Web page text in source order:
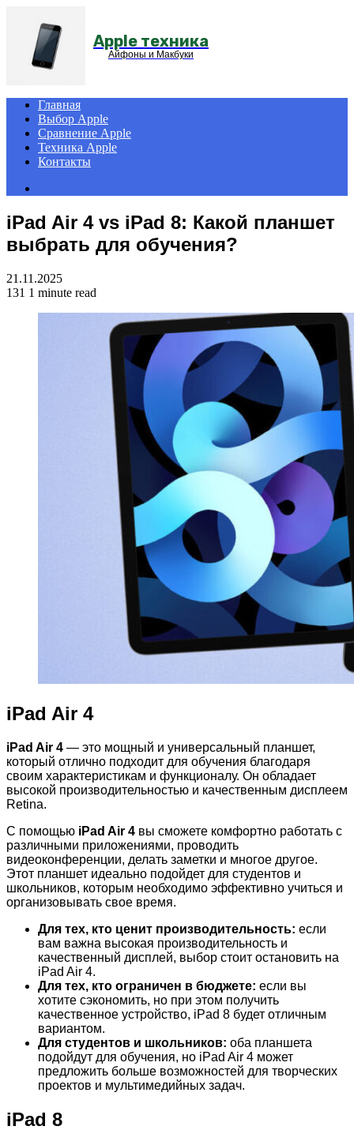
Apple техника
Айфоны и Макбуки
Главная
Выбор Apple
Сравнение Apple
Техника Apple
Контакты
iPad Air 4 vs iPad 8: Какой планшет
выбрать для обучения?
21.11.2025
131 1 minute read
iPad Air 4
iPad Air 4 — это мощный и универсальный планшет,
который отлично подходит для обучения благодаря
своим характеристикам и функционалу. Он обладает
высокой производительностью и качественным дисплеем
Retina.
С помощью iPad Air 4 вы сможете комфортно работать с
различными приложениями, проводить
видеоконференции, делать заметки и многое другое.
Этот планшет идеально подойдет для студентов и
школьников, которым необходимо эффективно учиться и
организовывать свое время.
Для тех, кто ценит производительность: если
вам важна высокая производительность и
качественный дисплей, выбор стоит остановить на
iPad Air 4.
Для тех, кто ограничен в бюджете: если вы
хотите сэкономить, но при этом получить
качественное устройство, iPad 8 будет отличным
вариантом.
Для студентов и школьников: оба планшета
подойдут для обучения, но iPad Air 4 может
предложить больше возможностей для творческих
проектов и мультимедийных задач.
iPad 8